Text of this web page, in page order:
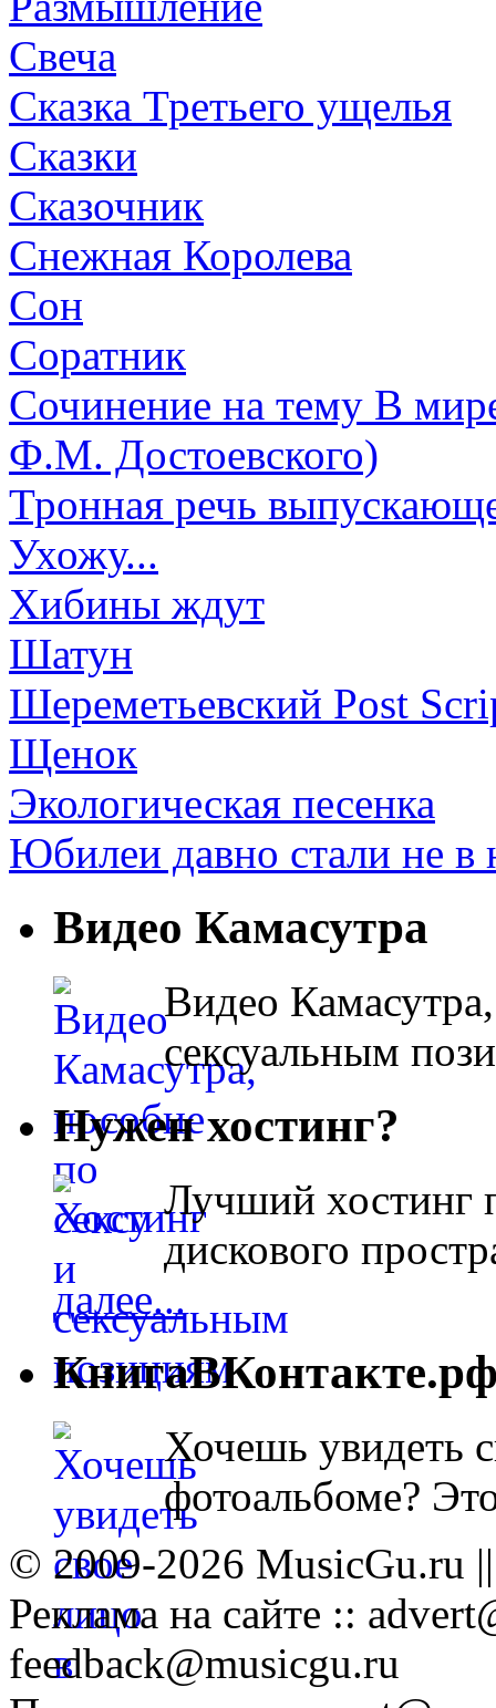
Свеча
Сказка Третьего ущелья
Сказки
Сказочник
Снежная Королева
Сон
Соратник
Сочинение на тему В
Ф.М. Достоевского)
Тронная речь
Ухожу...
Хибины ждут
Шатун
Шереметьевский Post
Щенок
Экологическая песенка
Юбилеи давно стали не в
Видео Камасутра
Видео
сексуальным
Нужен хостинг?
Лучший хостинг
дискового
далее...
Хочешь увидеть
фотоальбоме?
© 2009-2026 MusicGu.ru
Реклама на сайте ::
feedback@musicgu.ru